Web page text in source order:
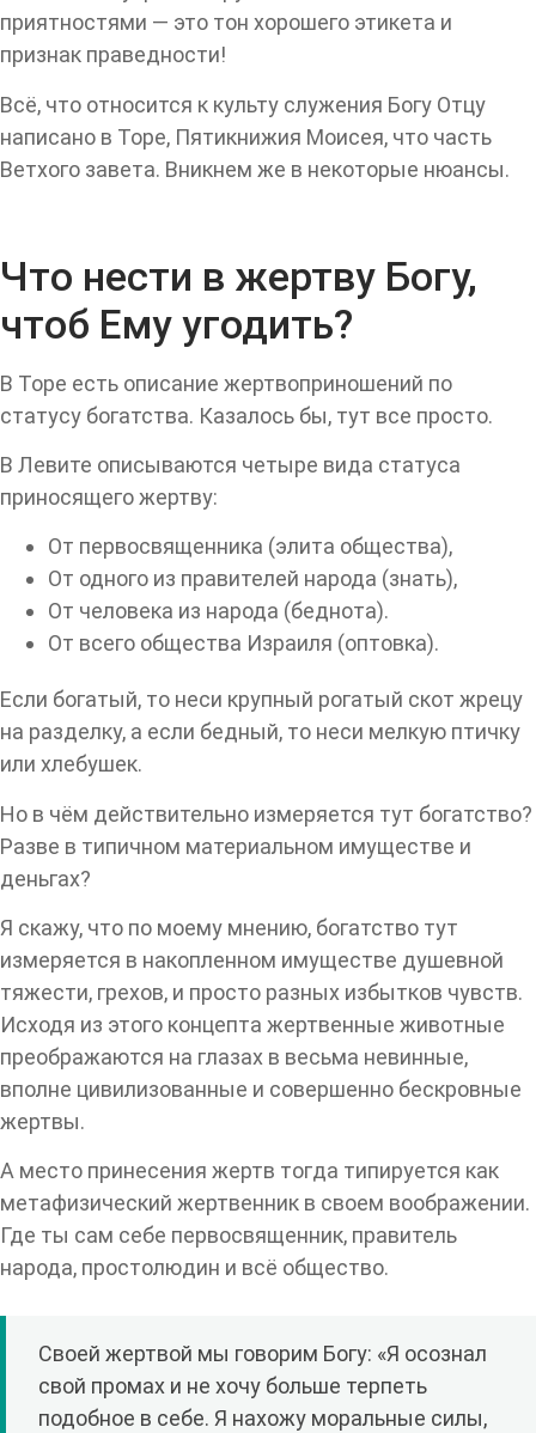
приятностями — это тон хорошего этикета и
признак праведности!
Всё, что относится к культу служения Богу Отцу
написано в Торе, Пятикнижия Моисея, что часть
Ветхого завета. Вникнем же в некоторые нюансы.
Что нести в жертву Богу,
чтоб Ему угодить?
В Торе есть описание жертвоприношений по
статусу богатства. Казалось бы, тут все просто.
В Левите описываются четыре вида статуса
приносящего жертву:
От первосвященника (элита общества),
От одного из правителей народа (знать),
От человека из народа (беднота).
От всего общества Израиля (оптовка).
Если богатый, то неси крупный рогатый скот жрецу
на разделку, а если бедный, то неси мелкую птичку
или хлебушек.
Но в чём действительно измеряется тут богатство?
Разве в типичном материальном имуществе и
деньгах?
Я скажу, что по моему мнению, богатство тут
измеряется в накопленном имуществе душевной
тяжести, грехов, и просто разных избытков чувств.
Исходя из этого концепта жертвенные животные
преображаются на глазах в весьма невинные,
вполне цивилизованные и совершенно бескровные
жертвы.
А место принесения жертв тогда типируется как
метафизический жертвенник в своем воображении.
Где ты сам себе первосвященник, правитель
народа, простолюдин и всё общество.
Своей жертвой мы говорим Богу: «Я осознал
свой промах и не хочу больше терпеть
подобное в себе. Я нахожу моральные силы,